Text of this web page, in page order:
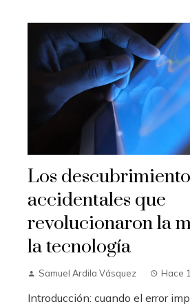
Los
accidentales que
revolucionaron la
la tecnología
Samuel Ardila Vásquez Hace
Introducción: cuando el error